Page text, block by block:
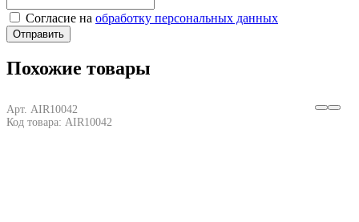
Согласие на обработку персональных данных
Отправить
Похожие товары
Арт. AIR10042
Код товара: AIR10042